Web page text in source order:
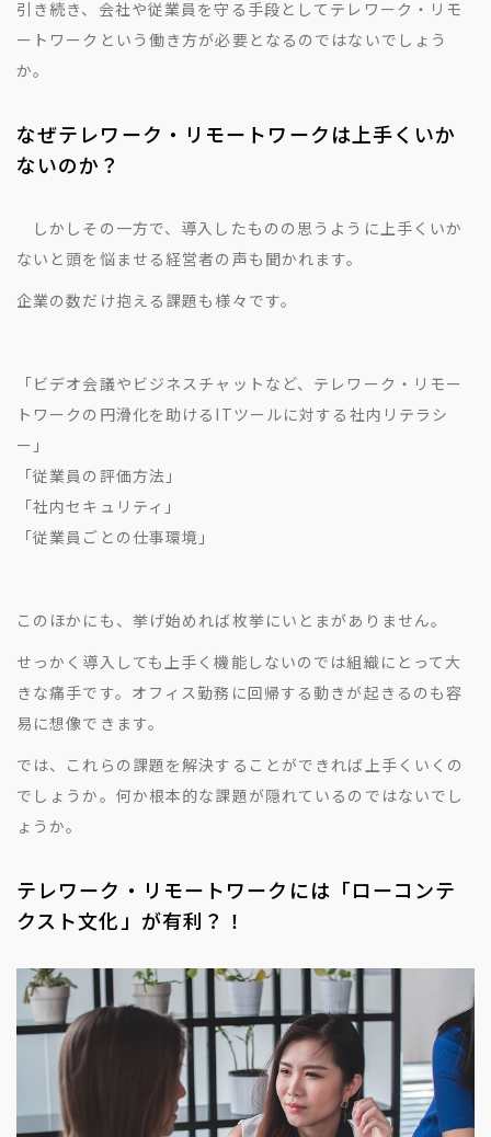
引き続き、会社や従業員を守る手段としてテレワーク・リモ
ートワークという働き方が必要となるのではないでしょう
か。
なぜテレワーク・リモートワークは上手くいか
ないのか？
しかしその一方で、導入したものの思うように上手くいか
ないと頭を悩ませる経営者の声も聞かれます。
企業の数だけ抱える課題も様々です。
「ビデオ会議やビジネスチャットなど、テレワーク・リモー
トワークの円滑化を助けるITツールに対する社内リテラシ
ー」
「従業員の評価方法」
「社内セキュリティ」
「従業員ごとの仕事環境」
このほかにも、挙げ始めれば枚挙にいとまがありません。
せっかく導入しても上手く機能しないのでは組織にとって大
きな痛手です。オフィス勤務に回帰する動きが起きるのも容
易に想像できます。
では、これらの課題を解決することができれば上手くいくの
でしょうか。何か根本的な課題が隠れているのではないでし
ょうか。
テレワーク・リモートワークには「ローコンテ
クスト文化」が有利？！